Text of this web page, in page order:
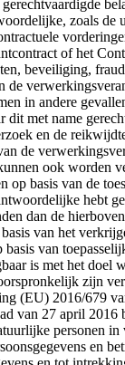
zoals de
of het
beveiliging,
de
in andere
dit met name
en de
de
ook worden
op basis van de
hebt
dan de
van het
basis van
is met het doel
zijn
(EU) 2016/679
van 27 april 2016
personen in
en